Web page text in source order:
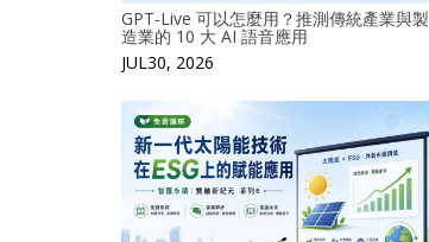
GPT-Live 可以怎麼用？推測傳統產業與製
造業的 10 大 AI 語音應用
JUL30, 2026